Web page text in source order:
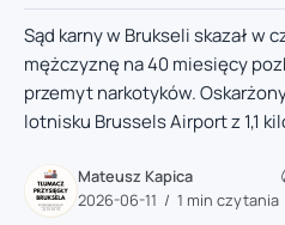
Sąd karny w Brukseli skazał w
mężczyznę na 40 miesięcy
przemyt narkotyków.
lotnisku Brussels Airport z 1,1
Mateusz Kapica
2026-06-11
1 min czytania